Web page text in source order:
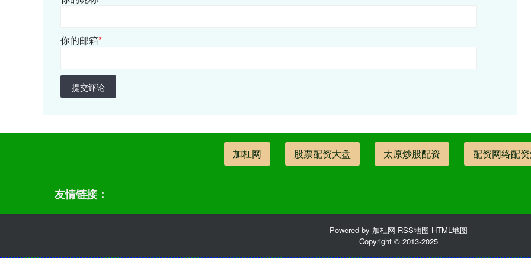
你的邮箱*
提交评论
加杠网 股票配资大盘 太原炒股配资 配资网络配
友情链接：
Powered by 加杠网 RSS地图 HTML地图
Copyright © 2013-2025